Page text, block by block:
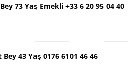
73 Yaş Emekli +33 6 20 95 04 40
43 Yaş 0176 6101 46 46